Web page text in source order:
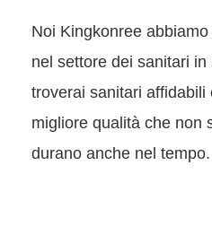
Noi Kingkonree
nel settore dei sanitari
troverai sanitari affidabili
migliore qualità che non
durano anche nel tempo.